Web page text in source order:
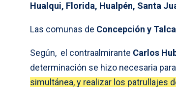
Hualqui, Florida, Hualpén, Santa
Las comunas de Concepción y
Según, el contraalmirante Carlos
determinación se hizo necesaria para
simultánea, y realizar los patrullajes